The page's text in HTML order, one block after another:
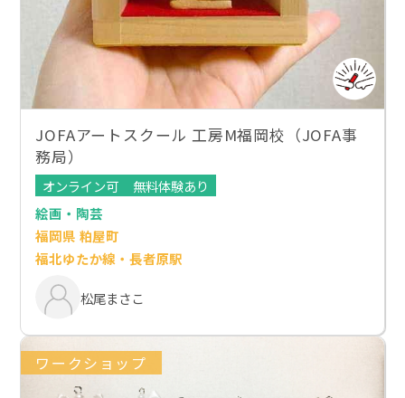
JOFAアートスクール 工房M福岡校（JOFA事
務局）
オンライン可
無料体験あり
絵画・陶芸
福岡県 粕屋町
福北ゆたか線・長者原駅
松尾まさこ
ワークショップ